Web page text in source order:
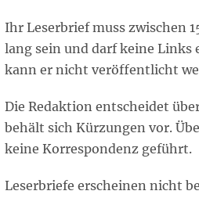
Ihr Leserbrief muss zwischen
lang sein und darf keine
kann er nicht veröffentlicht
Die Redaktion entscheidet
behält sich Kürzungen vor.
keine Korrespondenz geführt.
Leserbriefe erscheinen nicht